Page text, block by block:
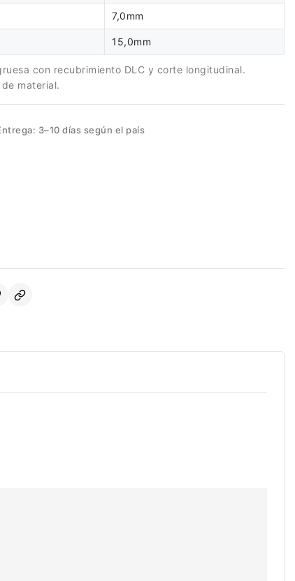
7,0mm
15,0mm
con recubrimiento DLC y corte longitudinal.
material.
3–10 días según el país